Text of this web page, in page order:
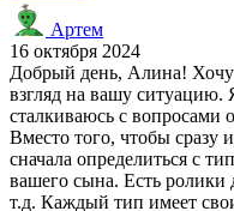
Артем
16 октября 2024
Добрый день, Алина!
взгляд на вашу ситуацию.
сталкиваюсь с вопросами
Вместо того, чтобы сразу
сначала определиться с
вашего сына. Есть ролики
т.д. Каждый тип имеет